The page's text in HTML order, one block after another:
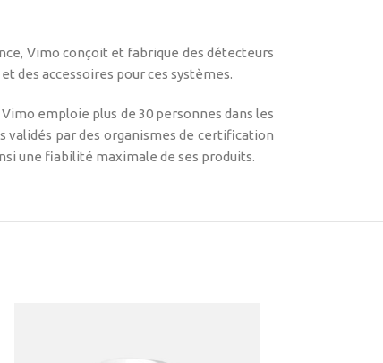
Vimo conçoit et fabrique des détecteurs
des accessoires pour ces systèmes.
emploie plus de 30 personnes dans les
validés par des organismes de certification
une fiabilité maximale de ses produits.